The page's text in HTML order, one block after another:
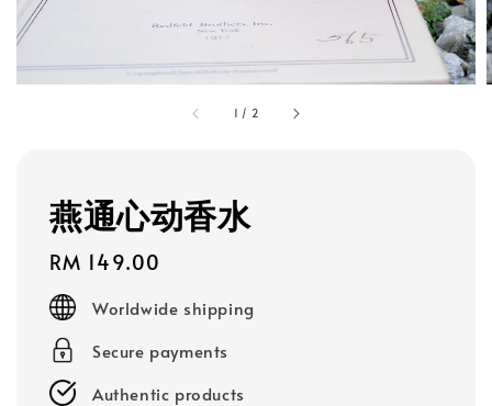
1 / 2
燕通心动香水
Regular
price
RM 149.00
Worldwide shipping
Secure payments
Authentic products